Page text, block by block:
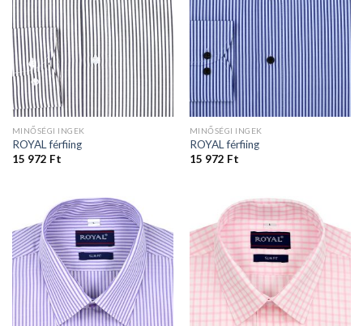
MINŐSÉGI INGEK
ROYAL férfiing
15 972 Ft
MINŐSÉGI INGEK
ROYAL férfiing
15 972 Ft